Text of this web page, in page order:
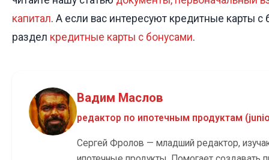
капитал. А если вас интересуют кредитные карты с
раздел кредитные карты с бонусами.
Вадим Маслов
редактор по ипотечным продуктам
Сергей Фролов — младший редактор,